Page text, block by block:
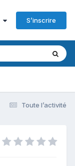
S’inscrire
Toute l’activité